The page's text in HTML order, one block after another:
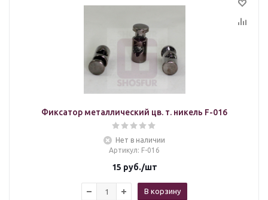
Фиксатор металлический цв. т. никель F-016
Нет в наличии
Артикул: F-016
15 руб./шт
В корзину